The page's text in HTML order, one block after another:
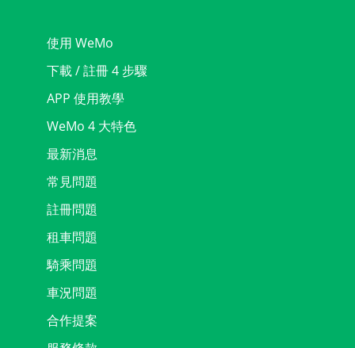
使用 WeMo
下載 / 註冊 4 步驟
APP 使用教學
WeMo 4 大特色
最新消息
常見問題
註冊問題
租車問題
騎乘問題
車況問題
合作提案